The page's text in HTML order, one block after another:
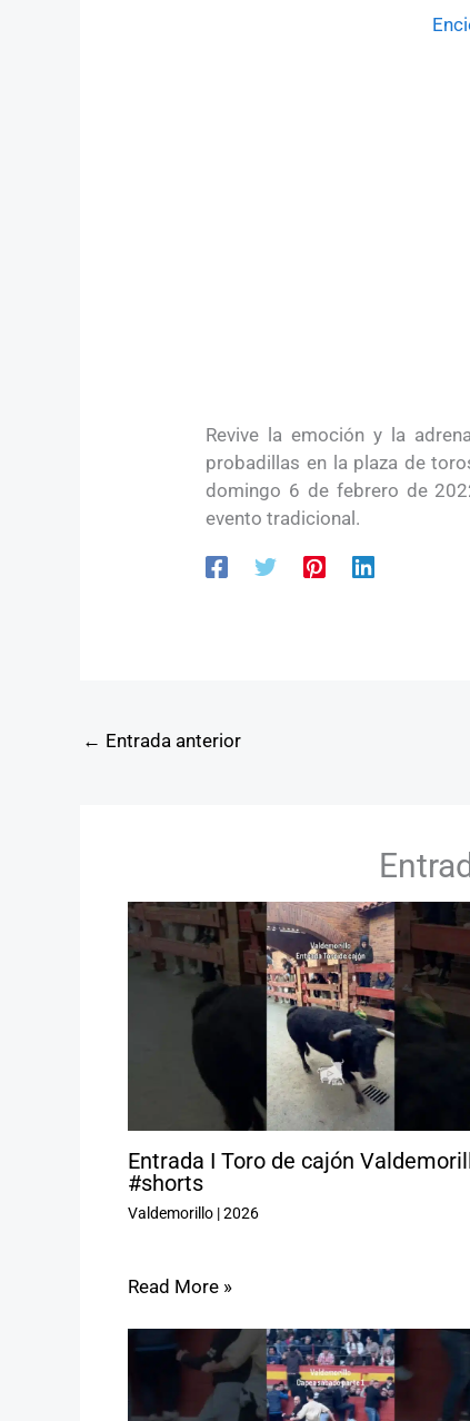
Revive la emoción y la
probadillas en la plaza de
domingo 6 de febrero de
evento tradicional.
← Entrada anterior
Entrada I Toro de cajón
#shorts
Valdemorillo|2026
Read More »